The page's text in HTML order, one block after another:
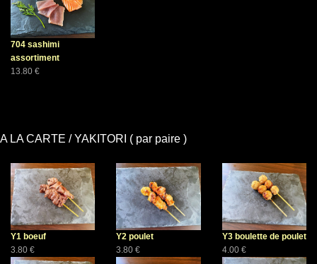
704 sashimi
assortiment
13.80 €
A LA CARTE / YAKITORI ( par paire )
Y1 boeuf
3.80 €
Y2 poulet
3.80 €
Y3 boulette de poulet
4.00 €